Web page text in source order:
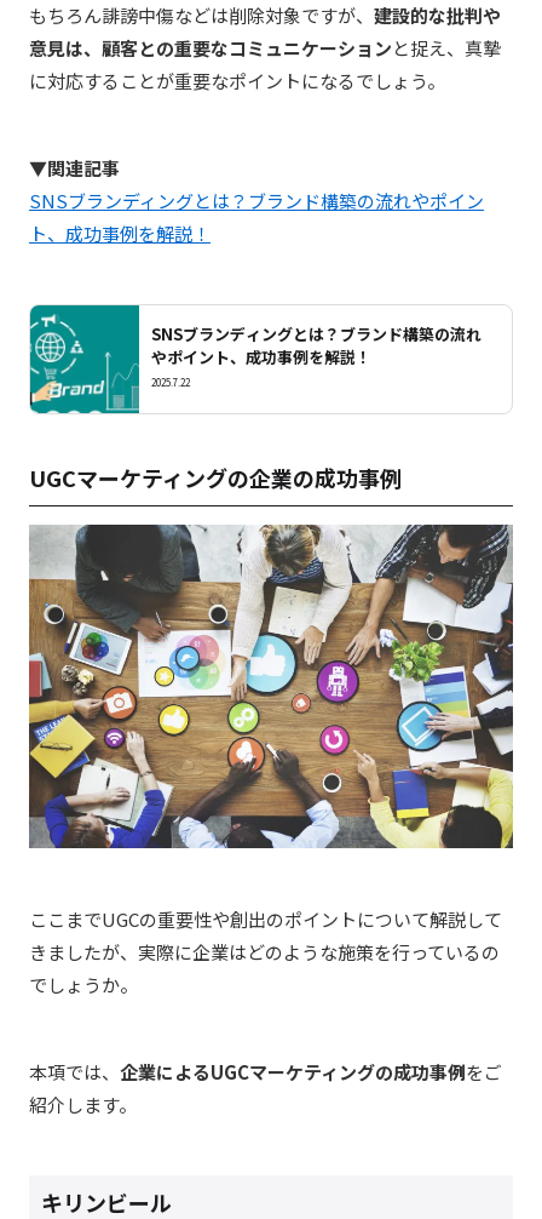
もちろん誹謗中傷などは削除対象ですが、 建設的な批判や
意見は、顧客との重要なコミュニケーションと捉え、真摯
に対応することが重要なポイントになるでしょう。
▼関連記事
SNSブランディングとは？ブランド構築の流れやポイン
ト、成功事例を解説！
SNSブランディングとは？ブランド構築の流れ
やポイント、成功事例を解説！
2025.7.22
UGCマーケティングの企業の成功事例
ここまでUGCの重要性や創出のポイントについて解説して
きましたが、実際に企業はどのような施策を行っているの
でしょうか。
本項では、 企業によるUGCマーケティングの成功事例をご
紹介します。
キリンビール